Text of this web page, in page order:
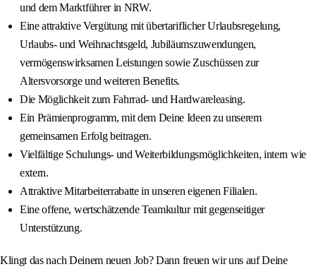
und dem Marktführer in NRW.
Eine attraktive Vergütung mit übertariflicher Urlaubsregelung,
Urlaubs- und Weihnachtsgeld, Jubiläumszuwendungen,
vermögenswirksamen Leistungen sowie Zuschüssen zur
Altersvorsorge und weiteren Benefits.
Die Möglichkeit zum Fahrrad- und Hardwareleasing.
Ein Prämienprogramm, mit dem Deine Ideen zu unserem
gemeinsamen Erfolg beitragen.
Vielfältige Schulungs- und Weiterbildungsmöglichkeiten, intern wie
extern.
Attraktive Mitarbeiterrabatte in unseren eigenen Filialen.
Eine offene, wertschätzende Teamkultur mit gegenseitiger
Unterstützung.
Klingt das nach Deinem neuen Job? Dann freuen wir uns auf Deine